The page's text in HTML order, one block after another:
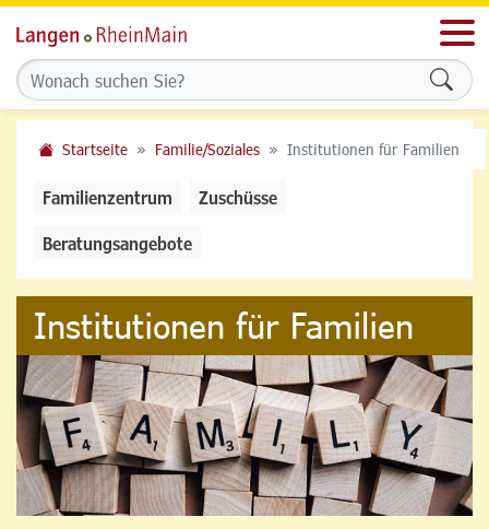
Startseite Familie/Soziales Institutionen für Familien
Familienzentrum Zuschüsse
Beratungsangebote
Institutionen für Familien